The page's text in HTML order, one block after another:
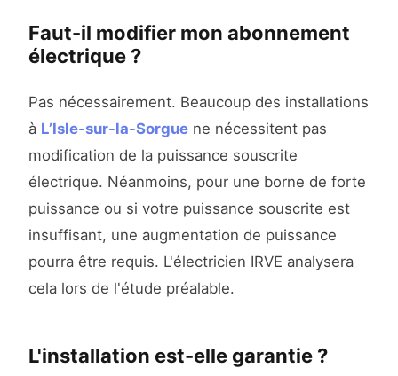
Faut-il modifier mon abonnement
électrique ?
Pas nécessairement. Beaucoup des installations
à L’Isle-sur-la-Sorgue ne nécessitent pas
modification de la puissance souscrite
électrique. Néanmoins, pour une borne de forte
puissance ou si votre puissance souscrite est
insuffisant, une augmentation de puissance
pourra être requis. L'électricien IRVE analysera
cela lors de l'étude préalable.
L'installation est-elle garantie ?